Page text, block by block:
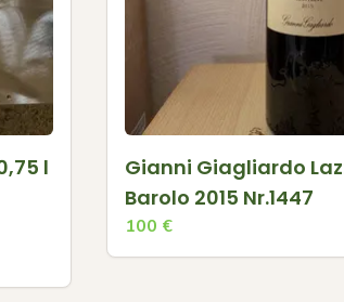
l
Gianni Giagliardo
Barolo 2015 Nr.1447
100 €